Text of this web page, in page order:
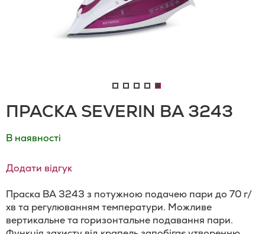
ПРАСКА SEVERIN BA 3243
В наявності
Додати відгук
Праска BA 3243 з потужною подачею пари до 70 г/
хв та регулюванням температури. Можливе
вертикальне та горизонтальне подавання пари.